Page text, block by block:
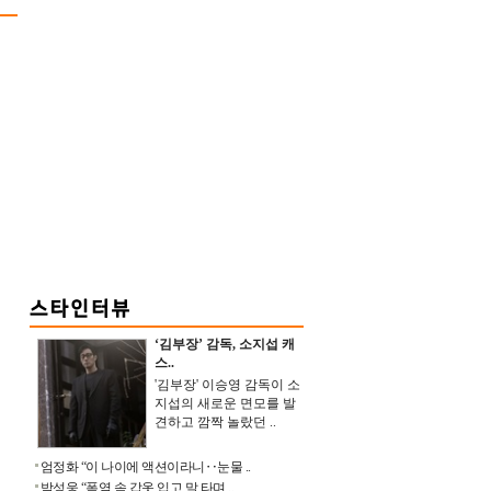
‘김부장’ 감독, 소지섭 캐
스..
'김부장' 이승영 감독이 소
지섭의 새로운 면모를 발
견하고 깜짝 놀랐던 ..
엄정화 “이 나이에 액션이라니‥눈물 ..
박성웅 “폭염 속 갑옷 입고 말 타며 ..